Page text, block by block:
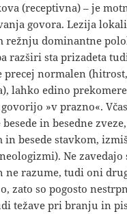
(receptivna) – je
govora. Lezija
režnju dominantne
razširi sta prizadeta
precej normalen
lahko edino
»v prazno«.
besede in besedne
in besede stavkom,
Ne zavedajo
ne razume, tudi oni
zato so pogosto
težave pri branju in